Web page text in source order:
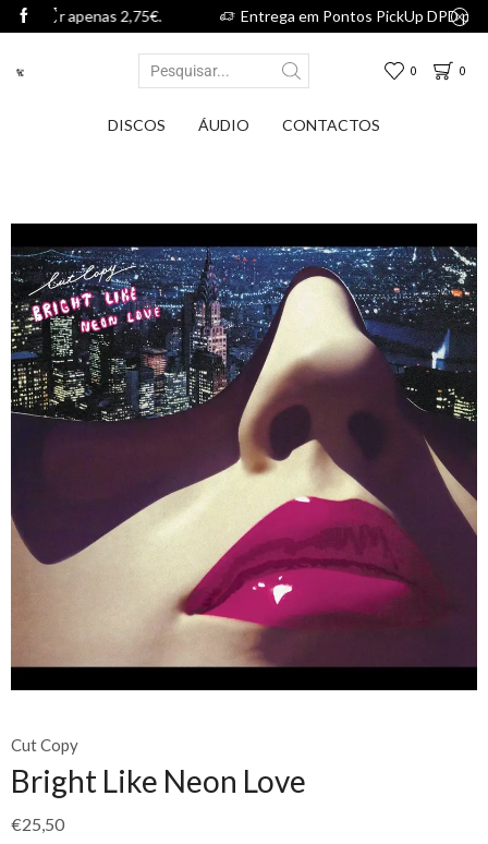
Entrega em Pontos PickUp DPD por apenas 2,75€.
0 0
DISCOS ÁUDIO CONTACTOS
Cut Copy
Bright Like Neon Love
€25,50